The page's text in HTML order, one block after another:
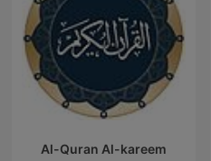
Al-Quran Al-kareem